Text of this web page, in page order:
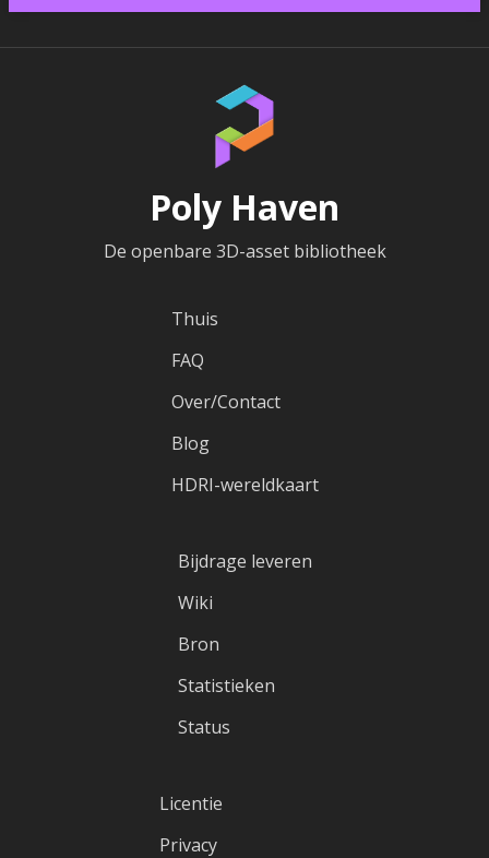
Poly Haven
De openbare 3D-asset bibliotheek
Thuis
FAQ
Over/Contact
Blog
HDRI-wereldkaart
Bijdrage leveren
Wiki
Bron
Statistieken
Status
Licentie
Privacy